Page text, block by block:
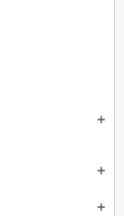
add
add
add